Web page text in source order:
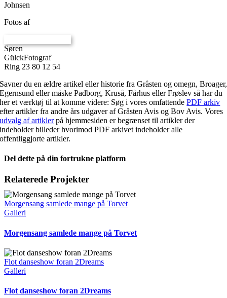
Johnsen
Fotos af
Søren
GülckFotograf
Ring 23 80 12 54
Savner du en ældre artikel eller historie fra Gråsten og omegn, Broager,
Egernsund eller måske Padborg, Kruså, Fårhus eller Frøslev så har du
her et værktøj til at komme videre: Søg i vores omfattendePDF arkiv
efter artikler fra andre års udgaver af Gråsten Avis og Bov Avis. Vores
udvalg af artiklerpå hjemmesiden er begrænset til artikler der
indeholder billeder hvorimod PDF arkivet indeholder alle
offentliggjorte artikler.
Del dette på din fortrukne platform
Facebook
X
LinkedIn
E-
Relaterede Projekter
Morgensang samlede mange på Torvet
Galleri
Morgensang samlede mange på Torvet
Flot danseshow foran 2Dreams
Galleri
Flot danseshow foran 2Dreams